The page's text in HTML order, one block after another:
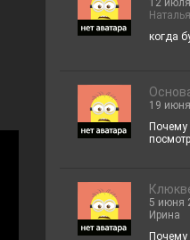
12
Наталья
когда
19
Почему
5 июня
Ирина
Почему